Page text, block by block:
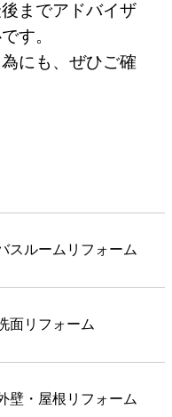
までアドバイザ
す。
にも、ぜひご確
スルームリフォーム
面リフォーム
壁・屋根リフォーム